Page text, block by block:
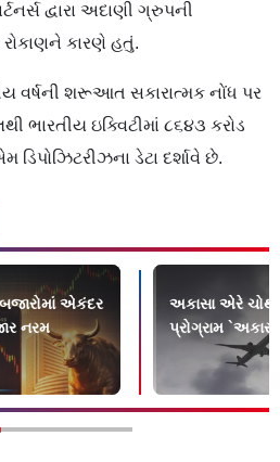
દ્વારા અદાણી ગ્રુપની
કારણે હતું.
શરૂઆત સકારાત્મક નોંધ પર
ભારતીય ઇક્વિટીમાં ૮૬૪૩ કરોડ
ડેટા દર્શાવે છે.
એકંદર
નરમ
અકાસા એરે ચોથી
પ્રોગ્રામ